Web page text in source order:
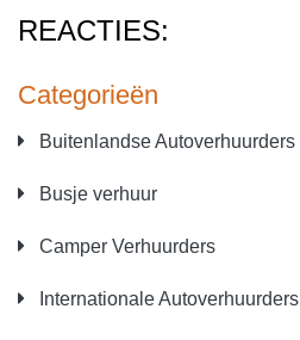
Categorieën
Buitenlandse Autoverhuurders
Busje verhuur
Camper Verhuurders
Internationale Autoverhuurders
REACTIES: